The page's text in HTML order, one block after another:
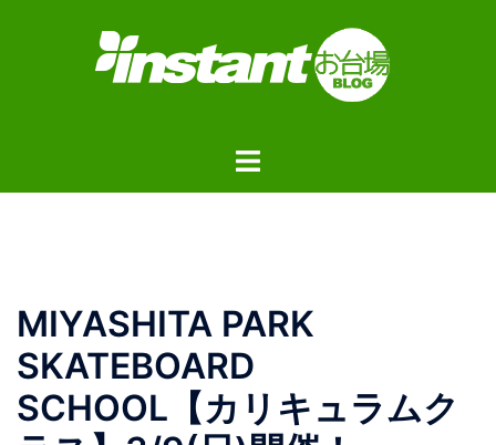
ト
ー
MIYASHITA PARK
SKATEBOARD
SCHOOL【カリキュラムク